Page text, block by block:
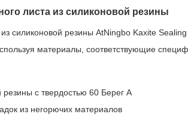
листа из силиконовой резины
силиконовой резины AtNingbo Kaxite
материалы, соответствующие
резины с твердостью 60 Берег А
из негорючих материалов